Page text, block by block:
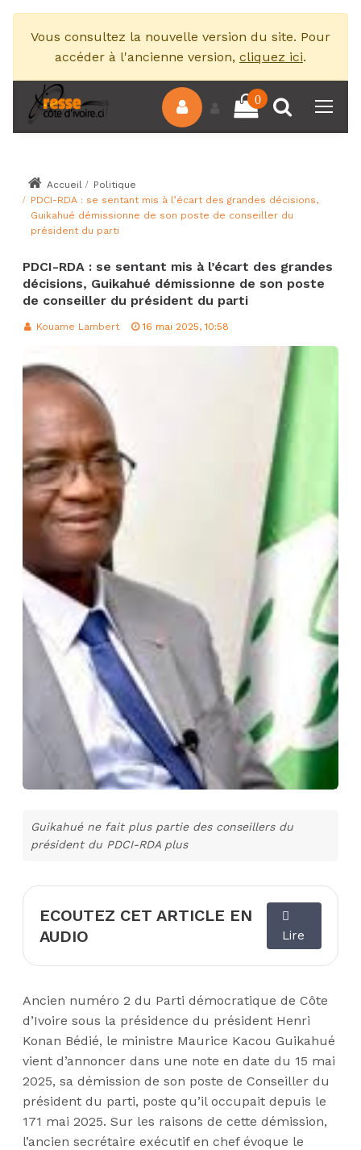
Vous consultez la nouvelle version du site. Pour
accéder à l'ancienne version, cliquez ici.
0
Accueil
Politique
PDCI-RDA : se sentant mis à l’écart des grandes décisions,
Guikahué démissionne de son poste de conseiller du
président du parti
PDCI-RDA : se sentant mis à l’écart des grandes
décisions, Guikahué démissionne de son poste
de conseiller du président du parti
Kouame Lambert 16 mai 2025, 10:58
Guikahué ne fait plus partie des conseillers du
président du PDCI-RDA plus
ECOUTEZ CET ARTICLE EN
AUDIO
Lire
Ancien numéro 2 du Parti démocratique de Côte
d’Ivoire sous la présidence du président Henri
Konan Bédié, le ministre Maurice Kacou Guikahué
vient d’annoncer dans une note en date du 15 mai
2025, sa démission de son poste de Conseiller du
président du parti, poste qu’il occupait depuis le
171 mai 2025. Sur les raisons de cette démission,
l’ancien secrétaire exécutif en chef évoque le